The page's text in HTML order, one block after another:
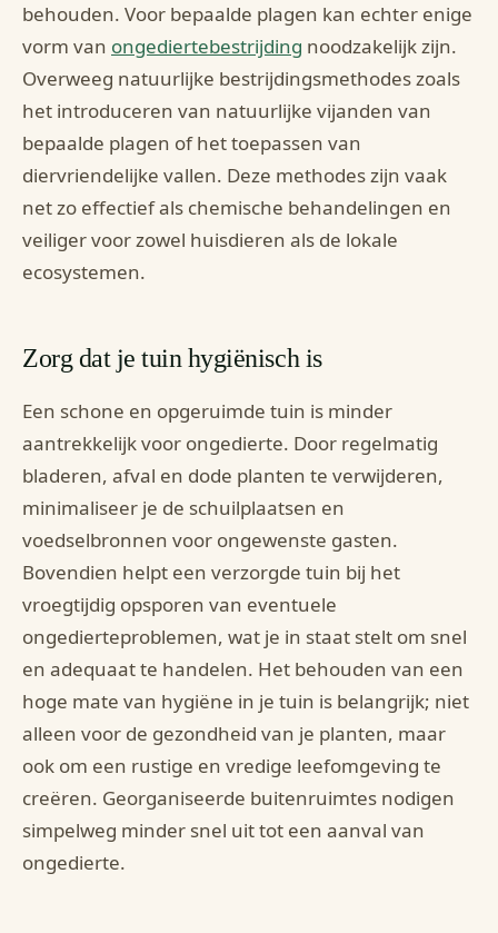
behouden. Voor bepaalde plagen kan echter enige
vorm van ongediertebestrijding noodzakelijk zijn.
Overweeg natuurlijke bestrijdingsmethodes zoals
het introduceren van natuurlijke vijanden van
bepaalde plagen of het toepassen van
diervriendelijke vallen. Deze methodes zijn vaak
net zo effectief als chemische behandelingen en
veiliger voor zowel huisdieren als de lokale
ecosystemen.
Zorg dat je tuin hygiënisch is
Een schone en opgeruimde tuin is minder
aantrekkelijk voor ongedierte. Door regelmatig
bladeren, afval en dode planten te verwijderen,
minimaliseer je de schuilplaatsen en
voedselbronnen voor ongewenste gasten.
Bovendien helpt een verzorgde tuin bij het
vroegtijdig opsporen van eventuele
ongedierteproblemen, wat je in staat stelt om snel
en adequaat te handelen. Het behouden van een
hoge mate van hygiëne in je tuin is belangrijk; niet
alleen voor de gezondheid van je planten, maar
ook om een rustige en vredige leefomgeving te
creëren. Georganiseerde buitenruimtes nodigen
simpelweg minder snel uit tot een aanval van
ongedierte.